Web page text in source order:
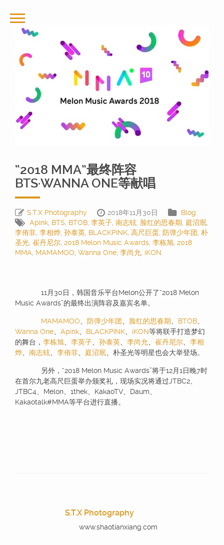
“2018 MMA”最终阵容
BTS·WANNA ONE等献唱
S.T.X Photography 2018年11月30日
Blog
Apink BTS BTOB 李英子 南志铉 脸红的思春期 庭沼珉
李侑菲 李相烨 孙泰英 BLACKPINK 高尺巨蛋 防弹少年团 朴
圣光 崔丹尼尔 2018 Melon Music Awards 李栋旭 2018
MMA MAMAMOO Wanna One 李尚允 iKON
11月30日，韩国音乐平台Melon公开了“2018 Melon
Music Awards”的最终出演阵容及嘉宾名单。
MAMAMOO 防弹少年团 脸红的思春期 BTOB
Wanna One
Apink BLACKPINK iKON等将联手打造梦幻
的舞台， 李栋旭 李英子 孙泰英 李尚允 崔丹尼尔
李相
烨
南志铉 李侑菲 庭沼珉 、朴圣光等明星也会大举登场。
另外，“2018 Melon Music Awards”将于12月1日晚7时
在首尔九老高尺巨蛋举办颁奖礼，现场实况将通过JTBC2、
JTBC4、Melon、1thek、KakaoTV、Daum、
Kakaotalk#MMA等平台进行直播。
S.T.X Photography
www.shaotianxiang.com